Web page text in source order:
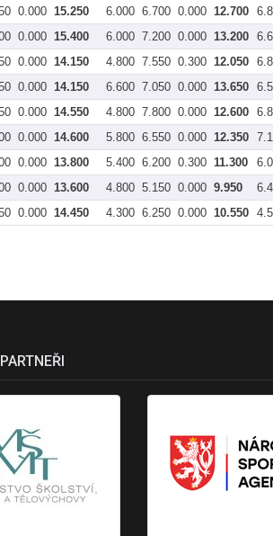
0.000 15.250 6.000 6.700 0.000 12.700
0.000 15.400 6.000 7.200 0.000 13.200
0.000 14.150 4.800 7.550 0.300 12.050
0.000 14.150 6.600 7.050 0.000 13.650
0.000 14.550 4.800 7.800 0.000 12.600
0.000 14.600 5.800 6.550 0.000 12.350
0.000 13.800 5.400 6.200 0.300 11.300
0.000 13.600 4.800 5.150 0.000 9.950
0.000 14.450 4.300 6.250 0.000 10.550